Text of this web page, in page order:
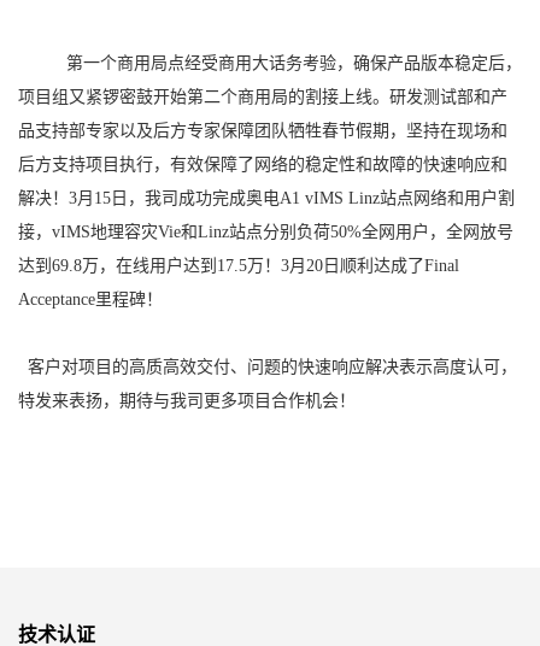
第一个商用局点经受商用大话务考验，确保产品版本稳定后，
项目组又紧锣密鼓开始第二个商用局的割接上线。研发测试部和产
品支持部专家以及后方专家保障团队牺牲春节假期，坚持在现场和
后方支持项目执行，有效保障了网络的稳定性和故障的快速响应和
解决！3月15日，我司成功完成奥电A1 vIMS Linz站点网络和用户割
接，vIMS地理容灾Vie和Linz站点分别负荷50%全网用户，全网放号
达到69.8万，在线用户达到17.5万！3月20日顺利达成了Final
Acceptance里程碑！
客户对项目的高质高效交付、问题的快速响应解决表示高度认可，
特发来表扬，期待与我司更多项目合作机会！
技术认证